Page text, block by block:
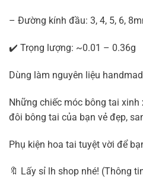
– Đường kính đầu: 3, 4, 5, 6,
✔️ Trọng lượng: ~0.01 – 0.36g
Dùng làm nguyên liệu
Những chiếc móc bông tai
đôi bông tai của bạn vẻ đẹp,
Phụ kiện hoa tai tuyệt vời để
🔖 Lấy sỉ lh shop nhé! (Thông